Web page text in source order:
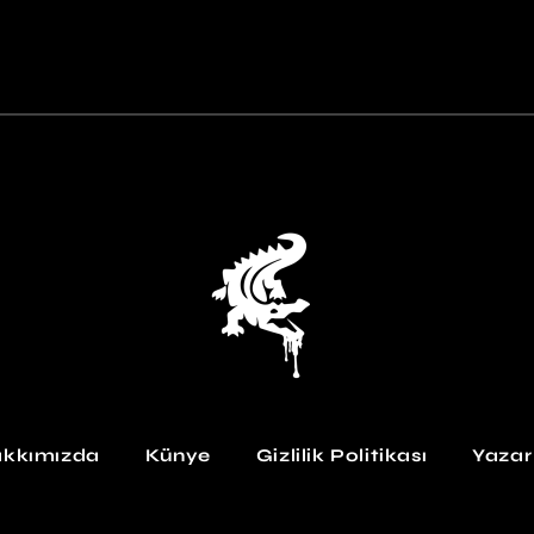
Künye Gizlilik Politikası